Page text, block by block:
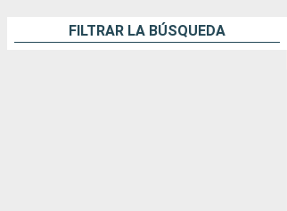
FILTRAR LA BÚSQUEDA